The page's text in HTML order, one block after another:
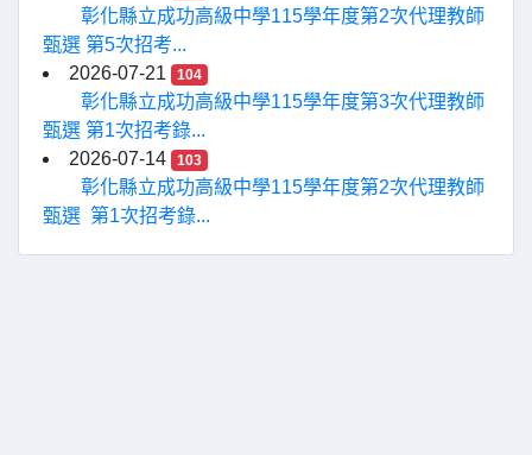
彰化縣立成功高級中學115學年度第2次代理教師
甄選 第5次招考...
2026-07-21
104
彰化縣立成功高級中學115學年度第3次代理教師
甄選 第1次招考錄...
2026-07-14
103
彰化縣立成功高級中學115學年度第2次代理教師
甄選 第1次招考錄...